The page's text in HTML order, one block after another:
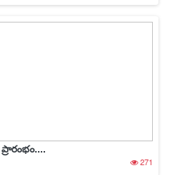
271